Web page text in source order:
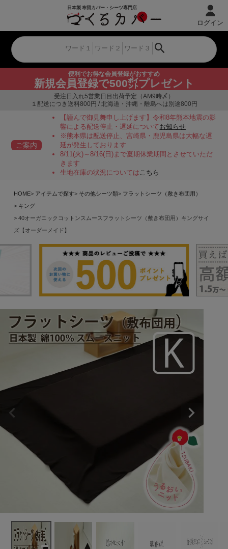
便利でお得な会員登録がおすすめ
新規会員登録で500㌽プレゼント
ログイン
受注日入れ5営業日目出荷予定（AM9時〆）
１配送につき送料800円 / 北海道・沖縄・離島へは別途800円
ご案内
【謹んで御見舞申し上げます】令和8年熊本地震の影
響による配送停止・遅延についてお知らせ
※熊本県は配送停止、宮崎県・鹿児島県は大幅な遅
延が発生しております
8/11(火)～8/16(日)まで夏期休業期間とさせていただ
きます
生地在庫の状況についてはこちら
HOME アイテムで探す その他シーツ類
フラットシーツ（敷き布団用）
キング
40オーガニックコットンスムースフラットシーツ（敷き布団用）キングサイ
ズ【オーダーメイド】